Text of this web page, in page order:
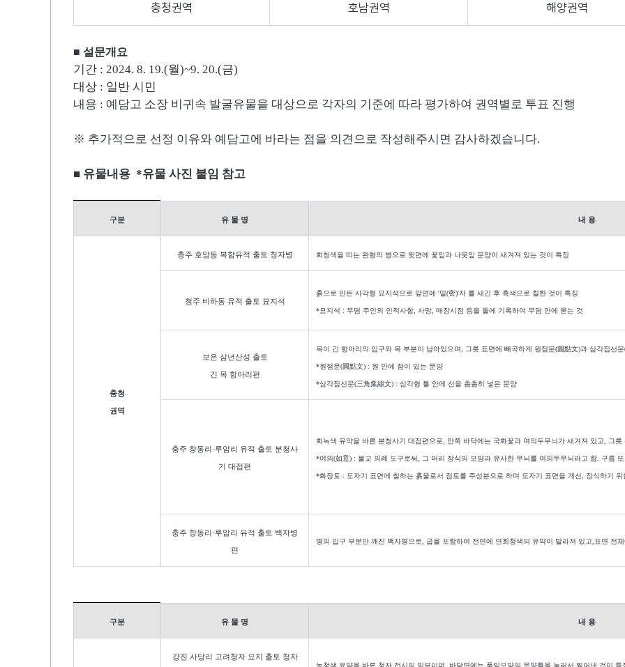
충청권역 호남권역 해양권역
■ 설문개요
기간 : 2024. 8. 19.(월)~9. 20.(금)
대상 : 일반 시민
내용 : 예담고 소장 비귀속 발굴유물을 대상으로 각자의 기준에 따라 평가하여 권역별로 투표 진행
※ 추가적으로 선정 이유와 예담고에 바라는 점을 의견으로 작성해주시면 감사하겠습니다.
■ 유물내용 *유물 사진 붙임 참고
구분 유 물 명 내 용
충청
권역
충주 호암동 복합유적 출토 청자병 회청색을 띠는 완형의 병으로 윗면에 꽃잎과 나뭇잎 문양이 새겨져 있는 것이 특징
청주 비하동 유적 출토 묘지석
흙으로 만든 사각형 묘지석으로 앞면에 '밀(密)'자 를 새긴 후 흑색으로 칠한 것이 특징
*묘지석 : 무덤 주인의 인적사항, 사망, 매장시점 등을 돌에 기록하여 무덤 안에 묻는 것
보은 삼년산성 출토
긴 목 항아리편
목이 긴 항아리의 입구와 목 부분이 남아있으며, 그릇 표면에 빼곡하게 원점문(圓點文)과 삼각집선문
*원점문(圓點文) : 원 안에 점이 있는 문양
*삼각집선문(三角集線文) : 삼각형 틀 안에 선을 촘촘히 넣은 문양
충주 창동리·루암리 유적 출토 분청사
기 대접편
회녹색 유약을 바른 분청사기 대접편으로, 안쪽 바닥에는 국화꽃과 여의두무늬가 새겨져 있고 그릇
*여의(如意) : 불교 의례 도구로써, 그 머리 장식의 모양과 유사한 무늬를 여의두무늬라고 함. 구름
*화장토 : 도자기 표면에 칠하는 흙물로서 점토를 주성분으로 하며 도자기 표면을 개선, 장식하기 위
충주 창동리·루암리 유적 출토 백자병
편
병의 입구 부분만 깨진 백자병으로, 굽을 포함하여 전면에 연회청색의 유약이 발라져 있고 ,표면 전
구분 유 물 명 내 용
강진 사당리 고려청자 요지 출토 청자
녹청색 유약을 바른 청자 접시의 일부이며 바닥면에는 풀잎모양의 문양틀을 눌러서 찍어낸 것이 특